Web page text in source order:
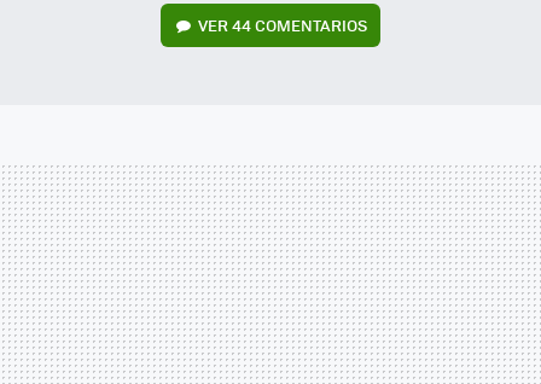
VER44 COMENTARIOS